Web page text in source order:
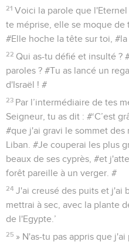
21 Voici la parole que
te méprise, elle se moque de
#Elle hoche la tête sur toi,
22 Qui as-tu défié et insulté ?
paroles ? #Tu as lancé un
d'Israël ! #
23 Par l’intermédiaire de tes
Seigneur, tu as dit : #‘C’est
#que j'ai gravi le sommet des
Liban. #Je couperai les plus
beaux de ses cyprès, #et
forêt pareille à un verger. #
24 J'ai creusé des puits et j'ai
mettrai à sec, avec la plante
de l'Egypte.’
25 » N'as-tu pas appris que